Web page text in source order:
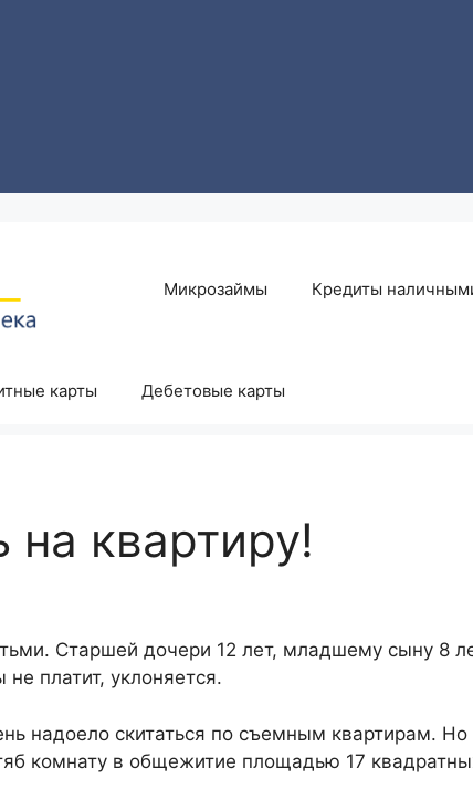
Микрозаймы Кредиты
карты Дебетовые карты
на квартиру!
Старшей дочери 12 лет, младшему сыну 8
платит, уклоняется.
надоело скитаться по съемным квартирам. Но
комнату в общежитие площадью 17